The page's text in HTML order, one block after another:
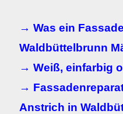
→ Was ein
Waldbüttelbrunn
→ Weiß, einfarbig
→
Anstrich in